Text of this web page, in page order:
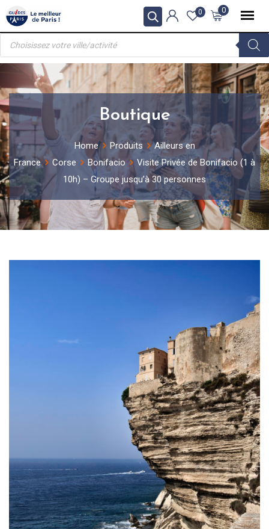
Skip
to
content
0
0
Recherche
produits
Boutique
Home Produits
Ailleurs en
France
Corse Bonifacio
Visite Privée de Bonifacio (1 à
10h) – Groupe jusqu’à 30 personnes